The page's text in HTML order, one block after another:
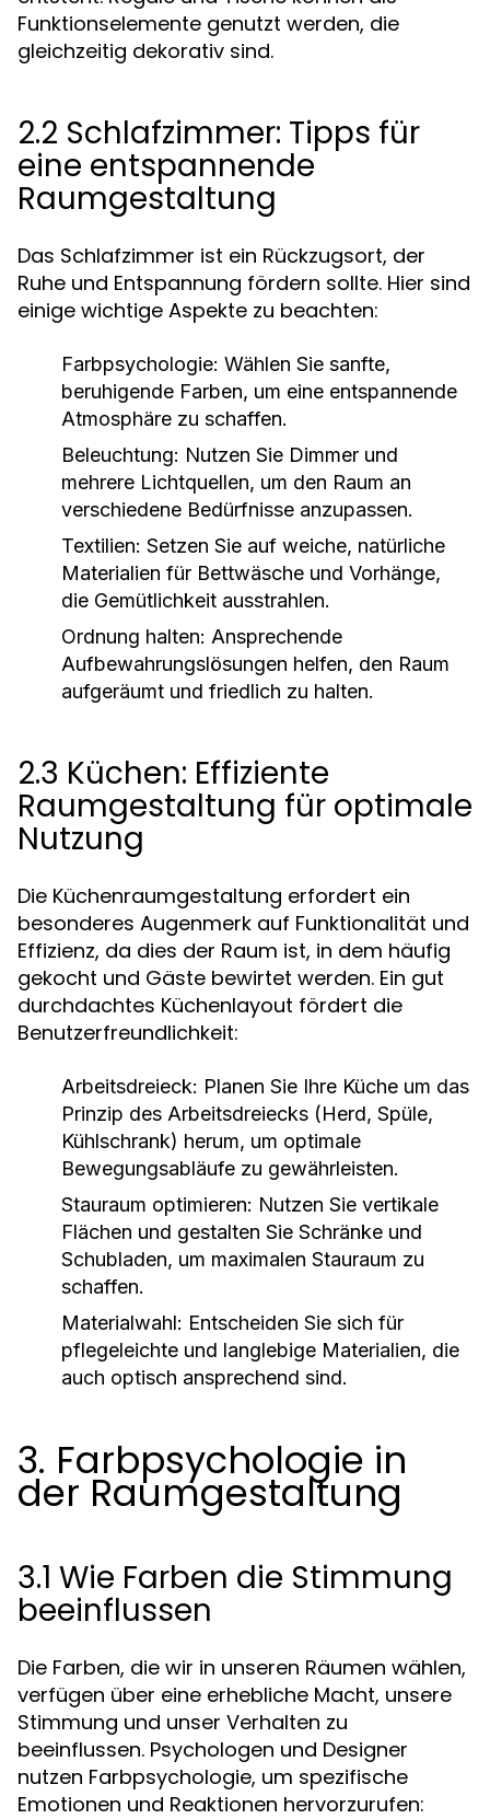
Funktionselemente genutzt werden, die
gleichzeitig dekorativ sind.
2.2 Schlafzimmer: Tipps für
eine entspannende
Raumgestaltung
Das Schlafzimmer ist ein Rückzugsort, der
Ruhe und Entspannung fördern sollte. Hier sind
einige wichtige Aspekte zu beachten:
Farbpsychologie: Wählen Sie sanfte,
beruhigende Farben, um eine entspannende
Atmosphäre zu schaffen.
Beleuchtung: Nutzen Sie Dimmer und
mehrere Lichtquellen, um den Raum an
verschiedene Bedürfnisse anzupassen.
Textilien: Setzen Sie auf weiche, natürliche
Materialien für Bettwäsche und Vorhänge,
die Gemütlichkeit ausstrahlen.
Ordnung halten: Ansprechende
Aufbewahrungslösungen helfen, den Raum
aufgeräumt und friedlich zu halten.
2.3 Küchen: Effiziente
Raumgestaltung für optimale
Nutzung
Die Küchenraumgestaltung erfordert ein
besonderes Augenmerk auf Funktionalität und
Effizienz, da dies der Raum ist, in dem häufig
gekocht und Gäste bewirtet werden. Ein gut
durchdachtes Küchenlayout fördert die
Benutzerfreundlichkeit:
Arbeitsdreieck: Planen Sie Ihre Küche um das
Prinzip des Arbeitsdreiecks (Herd, Spüle,
Kühlschrank) herum, um optimale
Bewegungsabläufe zu gewährleisten.
Stauraum optimieren: Nutzen Sie vertikale
Flächen und gestalten Sie Schränke und
Schubladen, um maximalen Stauraum zu
schaffen.
Materialwahl: Entscheiden Sie sich für
pflegeleichte und langlebige Materialien, die
auch optisch ansprechend sind.
3. Farbpsychologie in
der Raumgestaltung
3.1 Wie Farben die Stimmung
beeinflussen
Die Farben, die wir in unseren Räumen wählen,
verfügen über eine erhebliche Macht, unsere
Stimmung und unser Verhalten zu
beeinflussen. Psychologen und Designer
nutzen Farbpsychologie, um spezifische
Emotionen und Reaktionen hervorzurufen: